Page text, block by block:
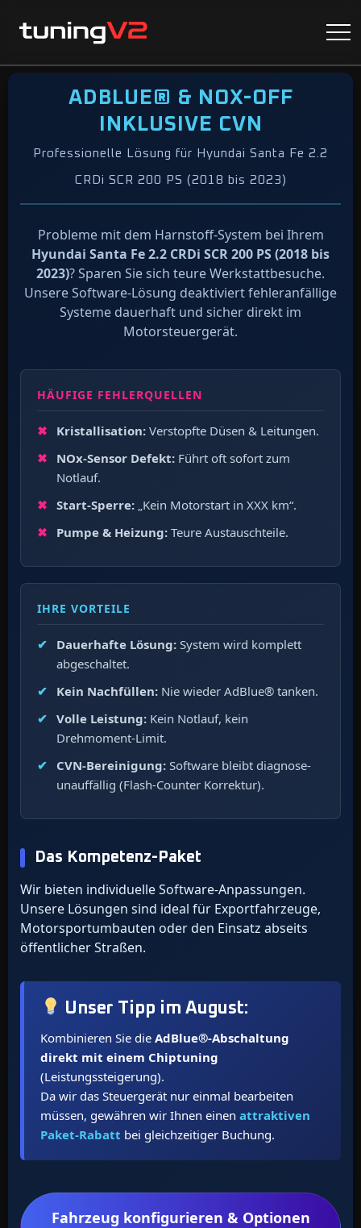
ADBLUE® & NOX-OFF
INKLUSIVE CVN
Professionelle Lösung für Hyundai Santa Fe 2.2
CRDi SCR 200 PS (2018 bis 2023)
Probleme mit dem Harnstoff-System bei Ihrem
Hyundai Santa Fe 2.2 CRDi SCR 200 PS (2018 bis
2023)? Sparen Sie sich teure Werkstattbesuche.
Unsere Software-Lösung deaktiviert fehleranfällige
Systeme dauerhaft und sicher direkt im
Motorsteuergerät.
HÄUFIGE FEHLERQUELLEN
Kristallisation: Verstopfte Düsen & Leitungen.
NOx-Sensor Defekt: Führt oft sofort zum
Notlauf.
Start-Sperre: „Kein Motorstart in XXX km“.
Pumpe & Heizung: Teure Austauschteile.
IHRE VORTEILE
Dauerhafte Lösung: System wird komplett
abgeschaltet.
Kein Nachfüllen: Nie wieder AdBlue® tanken.
Volle Leistung: Kein Notlauf, kein
Drehmoment-Limit.
CVN-Bereinigung: Software bleibt diagnose-
unauffällig (Flash-Counter Korrektur).
Das Kompetenz-Paket
Wir bieten individuelle Software-Anpassungen.
Unsere Lösungen sind ideal für Exportfahrzeuge,
Motorsportumbauten oder den Einsatz abseits
öffentlicher Straßen.
Unser Tipp imAugust:
Kombinieren Sie die AdBlue®-Abschaltung
direkt mit einem Chiptuning
(Leistungssteigerung).
Da wir das Steuergerät nur einmal bearbeiten
müssen, gewähren wir Ihnen einen attraktiven
Paket-Rabatt bei gleichzeitiger Buchung.
Fahrzeug konfigurieren & Optionen